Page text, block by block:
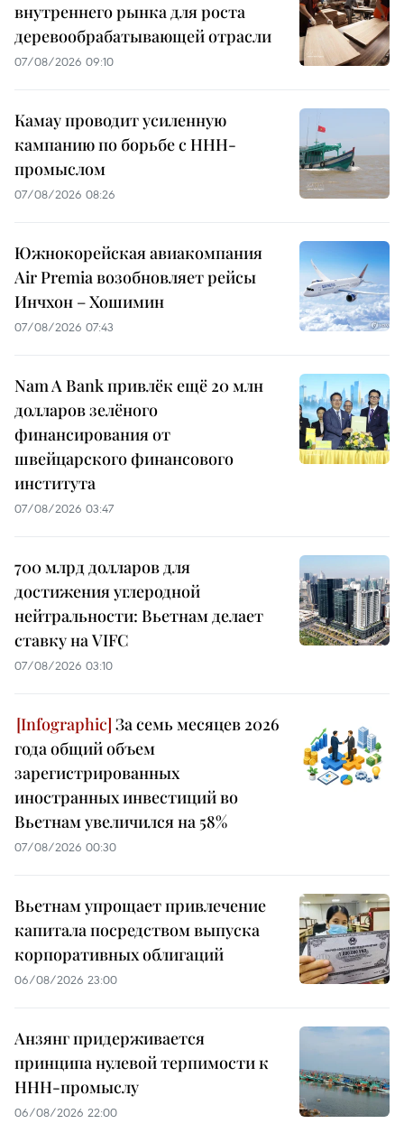
внутреннего рынка для роста
деревообрабатывающей отрасли
07/08/2026 09:10
Камау проводит усиленную
кампанию по борьбе с ННН-
промыслом
07/08/2026 08:26
Южнокорейская авиакомпания
Air Premia возобновляет рейсы
Инчхон – Хошимин
07/08/2026 07:43
Nam A Bank привлёк ещё 20 млн
долларов зелёного
финансирования от
швейцарского финансового
института
07/08/2026 03:47
700 млрд долларов для
достижения углеродной
нейтральности: Вьетнам делает
ставку на VIFC
07/08/2026 03:10
За семь месяцев 2026
года общий объем
зарегистрированных
иностранных инвестиций во
Вьетнам увеличился на 58%
07/08/2026 00:30
Вьетнам упрощает привлечение
капитала посредством выпуска
корпоративных облигаций
06/08/2026 23:00
Анзянг придерживается
принципа нулевой терпимости к
ННН-промыслу
06/08/2026 22:00